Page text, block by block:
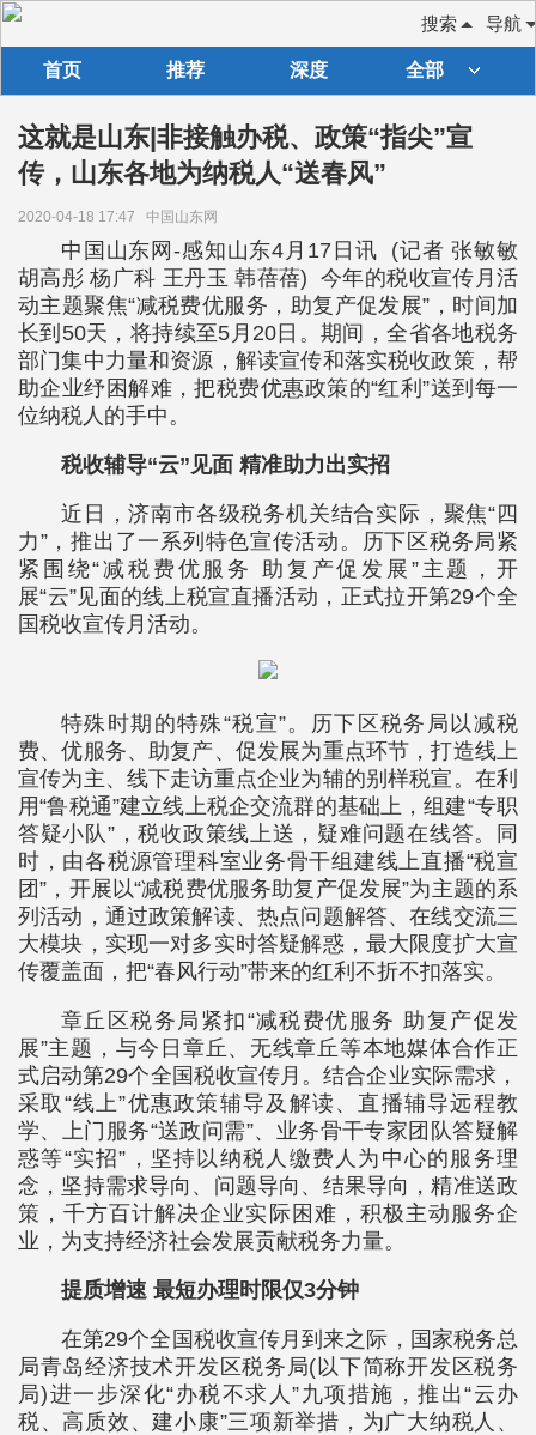
导航
搜索
首页 推荐 深度 全部
这就是山东|非接触办税、政策“指尖”宣
传，山东各地为纳税人“送春风”
2020-04-18 17:47 中国山东网
中国山东网-感知山东4月17日讯 (记者 张敏敏
胡高彤 杨广科 王丹玉 韩蓓蓓) 今年的税收宣传月活
动主题聚焦“减税费优服务，助复产促发展”，时间加
长到50天，将持续至5月20日。期间，全省各地税务
部门集中力量和资源，解读宣传和落实税收政策，帮
助企业纾困解难，把税费优惠政策的“红利”送到每一
位纳税人的手中。
税收辅导“云”见面 精准助力出实招
近日，济南市各级税务机关结合实际，聚焦“四
力”，推出了一系列特色宣传活动。历下区税务局紧
紧围绕“减税费优服务 助复产促发展”主题，开
展“云”见面的线上税宣直播活动，正式拉开第29个全
国税收宣传月活动。
特殊时期的特殊“税宣”。历下区税务局以减税
费、优服务、助复产、促发展为重点环节，打造线上
宣传为主、线下走访重点企业为辅的别样税宣。在利
用“鲁税通”建立线上税企交流群的基础上，组建“专职
答疑小队”，税收政策线上送，疑难问题在线答。同
时，由各税源管理科室业务骨干组建线上直播“税宣
团”，开展以“减税费优服务助复产促发展”为主题的系
列活动，通过政策解读、热点问题解答、在线交流三
大模块，实现一对多实时答疑解惑，最大限度扩大宣
传覆盖面，把“春风行动”带来的红利不折不扣落实。
章丘区税务局紧扣“减税费优服务 助复产促发
展”主题，与今日章丘、无线章丘等本地媒体合作正
式启动第29个全国税收宣传月。结合企业实际需求，
采取“线上”优惠政策辅导及解读、直播辅导远程教
学、上门服务“送政问需”、业务骨干专家团队答疑解
惑等“实招”，坚持以纳税人缴费人为中心的服务理
念，坚持需求导向、问题导向、结果导向，精准送政
策，千方百计解决企业实际困难，积极主动服务企
业，为支持经济社会发展贡献税务力量。
提质增速 最短办理时限仅3分钟
在第29个全国税收宣传月到来之际，国家税务总
局青岛经济技术开发区税务局(以下简称开发区税务
局)进一步深化“办税不求人”九项措施，推出“云办
税、高质效、建小康”三项新举措，为广大纳税人、